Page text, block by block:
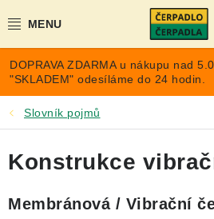
na
AKCE A SLEVY
PONORNÁ ČERPADLA
VYUŽITÍ DEŠŤOVÉ VODY
DOPRAVA ZDARMA u nákupu nad
"SKLADEM" odesíláme do 24 hodin.
Slovník pojmů
Konstrukce
Membránová / Vibrační